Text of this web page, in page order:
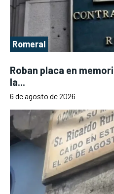
Romeral
Roban placa en
la...
6 de agosto de 2026